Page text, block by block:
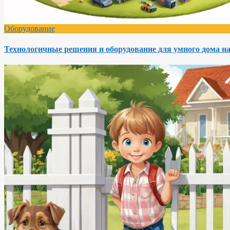
Оборудование
Технологичные решения и оборудование для умного дома